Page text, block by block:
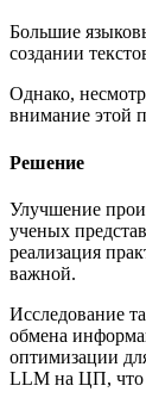
Большие
создании
Однако,
внимание этой
Решение
Улучшение
ученых
реализация
важной.
Исследование
обмена
оптимизации
LLM на ЦП, что